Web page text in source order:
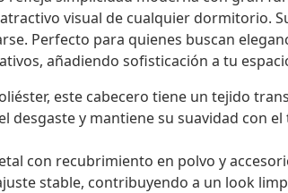
visual de cualquier dormitorio.
Perfecto para quienes buscan
añadiendo sofisticación a tu
este cabecero tiene un tejido
desgaste y mantiene su suavidad con
con recubrimiento en polvo y
stable, contribuyendo a un look